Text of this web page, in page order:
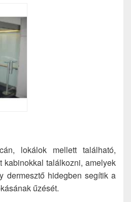
lokálok mellett található,
kabinokkal találkozni, amelyek
dermesztő hidegben segítik a
űzését.